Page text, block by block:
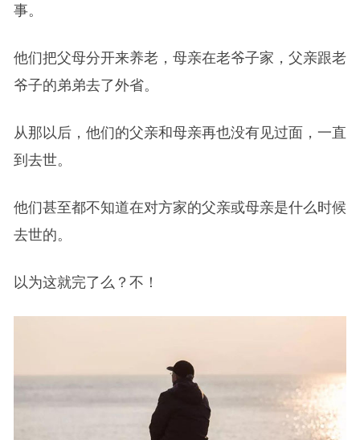
事。
他们把父母分开来养老，母亲在老爷子家，父亲跟老
爷子的弟弟去了外省。
从那以后，他们的父亲和母亲再也没有见过面，一直
到去世。
他们甚至都不知道在对方家的父亲或母亲是什么时候
去世的。
以为这就完了么？不！